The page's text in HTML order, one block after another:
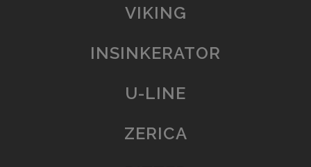
VIKING
INSINKERATOR
U-LINE
ZERICA